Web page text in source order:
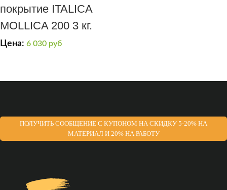
покрытие ITALICA
MOLLICA 200 3 кг.
Цена: 6 030 руб
ПОЛУЧИТЬ СООБЩЕНИЕ С КУПОНОМ НА СКИДКУ 5-20% НА
МАТЕРИАЛ И 20% НА РАБОТУ